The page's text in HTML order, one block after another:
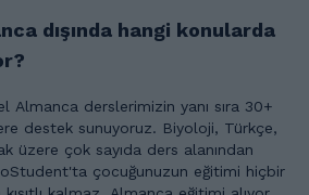
dışında hangi konularda
Almanca derslerimizin yanı sıra 30+
sunuyoruz. Biyoloji, Türkçe,
üzere çok sayıda ders alanından
çocuğunuzun eğitimi hiçbir